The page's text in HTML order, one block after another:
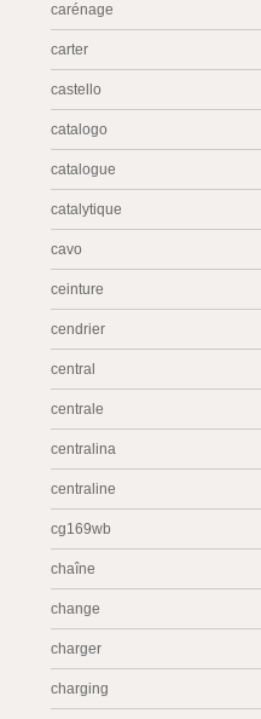
carénage
carter
castello
catalogo
catalogue
catalytique
cavo
ceinture
cendrier
central
centrale
centralina
centraline
cg169wb
chaîne
change
charger
charging